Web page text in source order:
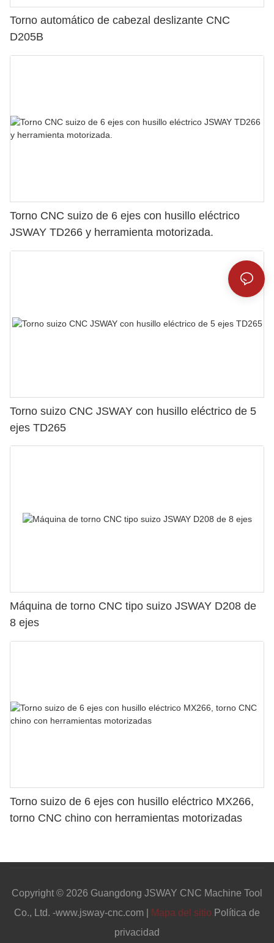
Torno automático de cabezal deslizante CNC
D205B
Torno CNC suizo de 6 ejes con husillo eléctrico
JSWAY TD266 y herramienta motorizada.
Torno suizo CNC JSWAY con husillo eléctrico de 5
ejes TD265
Máquina de torno CNC tipo suizo JSWAY D208 de
8 ejes
Torno suizo de 6 ejes con husillo eléctrico MX266,
torno CNC chino con herramientas motorizadas
Copyright © 2026 Guangdong JSWAY CNC Machine Tool
Co., Ltd. -www.jsway-cnc.com |
Mapa del sitio Política de
privacidad